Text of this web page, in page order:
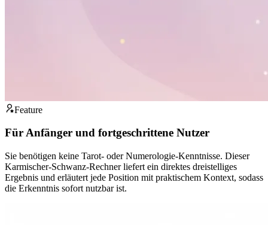
Feature
Für Anfänger und fortgeschrittene Nutzer
Sie benötigen keine Tarot- oder Numerologie-Kenntnisse. Dieser
Karmischer-Schwanz-Rechner liefert ein direktes dreistelliges
Ergebnis und erläutert jede Position mit praktischem Kontext, sodass
die Erkenntnis sofort nutzbar ist.